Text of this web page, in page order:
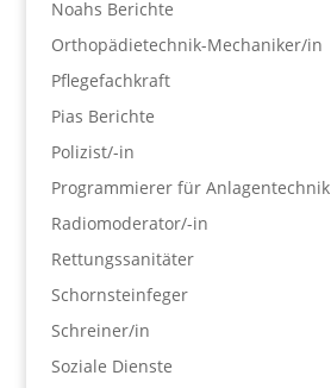
Noahs Berichte
Orthopädietechnik-Mechaniker/in
Pflegefachkraft
Pias Berichte
Polizist/-in
Programmierer für Anlagentechnik
Radiomoderator/-in
Rettungssanitäter
Schornsteinfeger
Schreiner/in
Soziale Dienste